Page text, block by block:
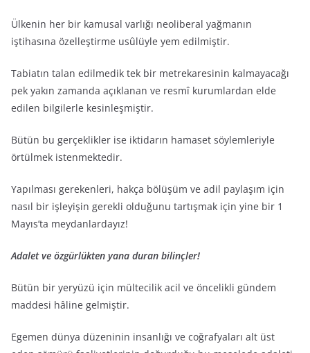
Ülkenin her bir kamusal varlığı neoliberal yağmanın
iştihasına özelleştirme usûlüyle yem edilmiştir.
Tabiatın talan edilmedik tek bir metrekaresinin kalmayacağı
pek yakın zamanda açıklanan ve resmî kurumlardan elde
edilen bilgilerle kesinleşmiştir.
Bütün bu gerçeklikler ise iktidarın hamaset söylemleriyle
örtülmek istenmektedir.
Yapılması gerekenleri, hakça bölüşüm ve adil paylaşım için
nasıl bir işleyişin gerekli olduğunu tartışmak için yine bir 1
Mayıs’ta meydanlardayız!
Adalet ve özgürlükten yana duran bilinçler!
Bütün bir yeryüzü için mültecilik acil ve öncelikli gündem
maddesi hâline gelmiştir.
Egemen dünya düzeninin insanlığı ve coğrafyaları alt üst